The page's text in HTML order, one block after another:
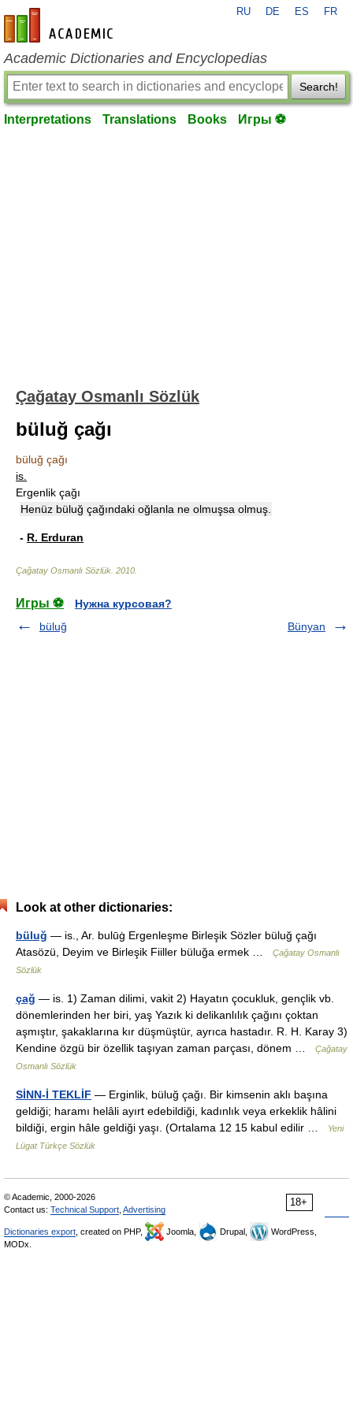
en-academic.com
RU DE ES FR
Academic Dictionaries and Encyclopedias
Search!
Interpretations Translations Books Игры ⚽
Çağatay Osmanlı Sözlük
büluğ çağı
büluğ çağı
is.
Ergenlik çağı
Henüz büluğ çağındaki oğlanla ne olmuşsa olmuş.
- R. Erduran
Çağatay Osmanlı Sözlük 2010
Игры ⚽
Нужна курсовая?
büluğ
Bünyan
Look at other dictionaries:
büluğ — is., Ar. bulūġ Ergenleşme Birleşik Sözler büluğ çağı
Atasözü, Deyim ve Birleşik Fiiller büluğa ermek …
Çağatay Osmanlı
Sözlük
çağ — is. 1) Zaman dilimi, vakit 2) Hayatın çocukluk, gençlik vb.
dönemlerinden her biri, yaş Yazık ki delikanlılık çağını çoktan
aşmıştır, şakaklarına kır düşmüştür, ayrıca hastadır. R. H. Karay 3)
Kendine özgü bir özellik taşıyan zaman parçası, dönem …
Çağatay
Osmanlı Sözlük
SİNN-İ TEKLİF — Erginlik, büluğ çağı. Bir kimsenin aklı başına
geldiği; haramı helâli ayırt edebildiği, kadınlık veya erkeklik hâlini
bildiği, ergin hâle geldiği yaşı. (Ortalama 12 15 kabul edilir …
Yeni
Lügat Türkçe Sözlük
18+
© Academic, 2000-2026
Contact us: Technical Support Advertising
Dictionaries export , created on PHP, Joomla, Drupal,
WordPress,
MODx.